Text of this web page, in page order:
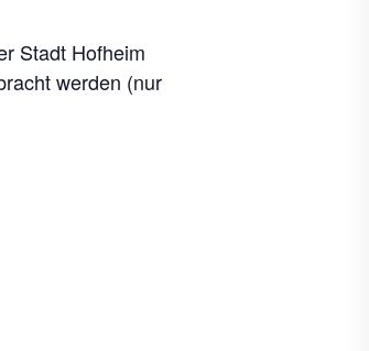
Stadt Hofheim
werden (nur